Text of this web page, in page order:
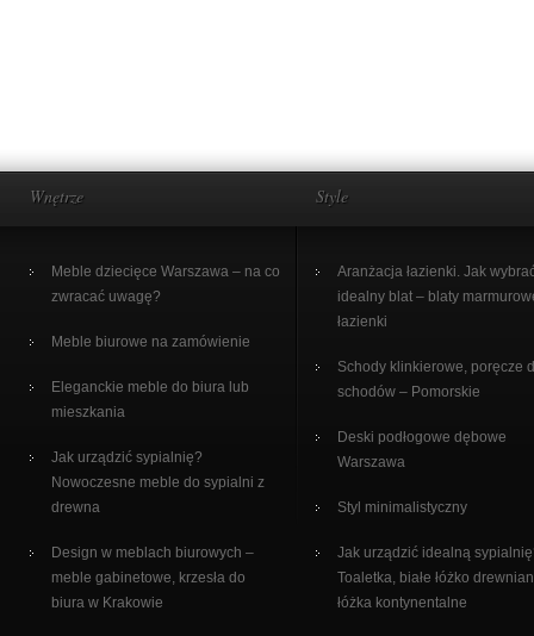
Wnętrze
Meble dziecięce Warszawa – na co
zwracać uwagę?
Meble biurowe na zamówienie
Eleganckie meble do biura lub
mieszkania
Jak urządzić sypialnię?
Nowoczesne meble do sypialni z
drewna
Design w meblach biurowych –
meble gabinetowe, krzesła do
biura w Krakowie
Style
Aranżacja łazienki. Jak
idealny blat – blaty
łazienki
Schody klinkierowe, poręcze
schodów – Pomorskie
Deski podłogowe dębowe
Warszawa
Styl minimalistyczny
Jak urządzić idealną
Toaletka, białe łóżko
łóżka kontynentalne